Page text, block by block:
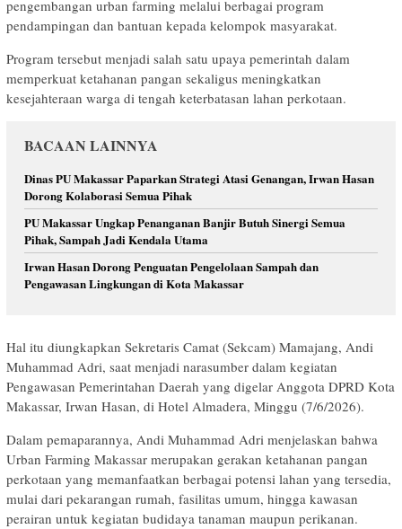
pengembangan urban farming melalui berbagai program
pendampingan dan bantuan kepada kelompok masyarakat.
Program tersebut menjadi salah satu upaya pemerintah dalam
memperkuat ketahanan pangan sekaligus meningkatkan
kesejahteraan warga di tengah keterbatasan lahan perkotaan.
BACAAN LAINNYA
Dinas PU Makassar Paparkan Strategi Atasi Genangan, Irwan Hasan
Dorong Kolaborasi Semua Pihak
PU Makassar Ungkap Penanganan Banjir Butuh Sinergi Semua
Pihak, Sampah Jadi Kendala Utama
Irwan Hasan Dorong Penguatan Pengelolaan Sampah dan
Pengawasan Lingkungan di Kota Makassar
Hal itu diungkapkan Sekretaris Camat (Sekcam) Mamajang, Andi
Muhammad Adri, saat menjadi narasumber dalam kegiatan
Pengawasan Pemerintahan Daerah yang digelar Anggota DPRD Kota
Makassar, Irwan Hasan, di Hotel Almadera, Minggu (7/6/2026).
Dalam pemaparannya, Andi Muhammad Adri menjelaskan bahwa
Urban Farming Makassar merupakan gerakan ketahanan pangan
perkotaan yang memanfaatkan berbagai potensi lahan yang tersedia,
mulai dari pekarangan rumah, fasilitas umum, hingga kawasan
perairan untuk kegiatan budidaya tanaman maupun perikanan.